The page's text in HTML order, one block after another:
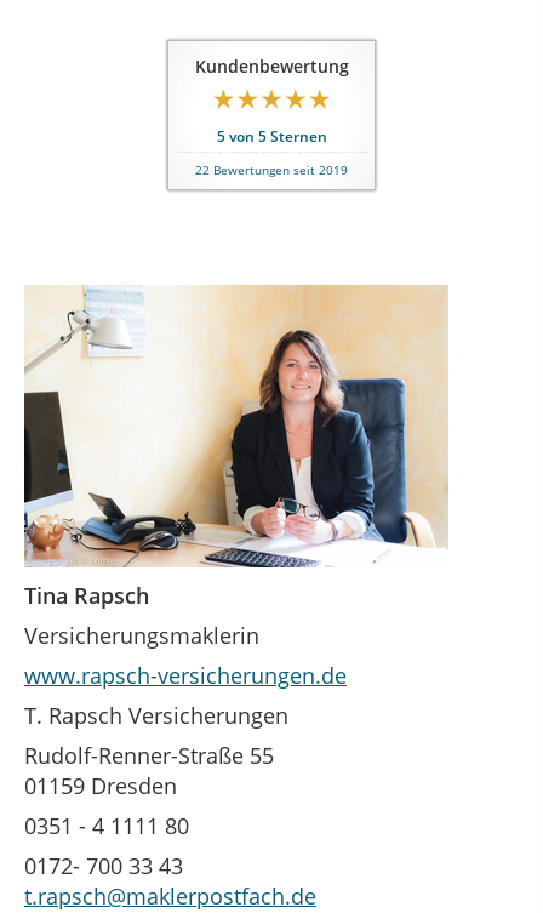
Kundenbewertung
5von 5Sternen
22 Bewertungen seit 2019
Tina Rapsch
Versicherungsmaklerin
www.rapsch-versicherungen.de
T. Rapsch Versicherungen
Rudolf-Renner-Straße 55
01159 Dresden
0351 - 4 1111 80
0172- 700 33 43
t.rapsch@maklerpostfach.de